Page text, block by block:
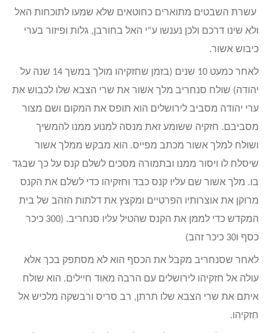
עשרת השבטים מתוארים כחוטאים שלא שמעו לתוכחות האל
ולא שינו דרכם ולכן נענשו ע”י האל בחורבן, גלות ופיזור בערי
כיבוש אשור.
לאחר כמעט 10 שנים (בזמן שחזקיהו מולך במשך 14 שנה על
יהודה) שולח סנחריב מלך אשור את שרי הצבא שלו לכבוש את
ערי יהודה מסביב לירושלים הוא תופס את המקום ושם מצור
מסביבם. חזקיה ששומע זאת מנסה למנוע ממנו להמשיך
ושולח למלך אשור מכתב מפייס. הוא מבקש ממלך אשור
שיסלח לו ויסור ממנו ובתמורה מסכים לשלם קנס על כך שבגד
בו. מלך אשור שם עליו קנס כבד וחזקיהו כדי לשלם את הקנס
מרוקן את אוצרותיו הפרטיים ומקצץ את דלתות הזהב של בית
המקדש כדי לממן את הקנס שהטיל עליו סנחריב. (300 כיכר
כסף ו30 כיכר זהב)
לאחר שסנחריב מקבל את הכסף הוא לא מסתפק בכך אלא
עולה אל חזקיהו לירושלים עם הרבה מאוד חיילים. הוא שולח
איתם את שרי הצבא שלו תרתן, רב סריס ורבשקה מלכיש אל
חזקיהו.